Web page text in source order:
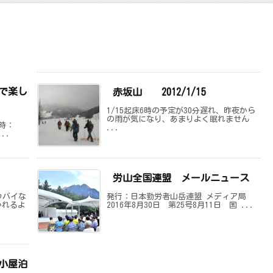
楽し
時：
赤坂山 2012/1/15
1/15起床6時の予定が30分遅れ、昨夜から
の雨が気になり、あまりよく眠れません
...
バイな
るよ
労山全国連盟 メールニュース
発行：日本勤労者山岳連盟 メディア局
2016年8月30日 第25号8月11日 国 ...
屋泊